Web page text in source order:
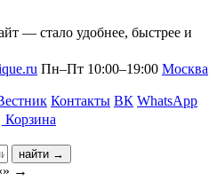
— стало удобнее, быстрее и
Пн–Пт 10:00–19:00 Москва
Контакты ВК WhatsApp
Корзина
найти →
» →